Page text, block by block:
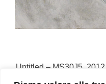
Untitled – MS30J5,